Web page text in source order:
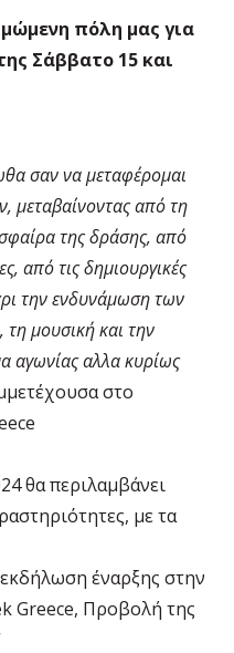
πόλη μας για
Σάββατο 15 και
σαν να μεταφέρομαι
μεταβαίνοντας από τη
της δράσης, από
από τις δημιουργικές
την ενδυνάμωση των
μουσική και την
αγωνίας αλλα κυρίως
στο
θα περιλαμβάνει
με τα
έναρξης στην
Greece, Προβολή της